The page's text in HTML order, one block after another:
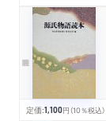
定価:1,100円 （10％税込）